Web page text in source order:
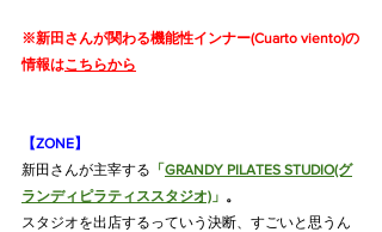
※新田さんが関わる機能性インナー(Cuarto viento)の
情報はこちらから
【ZONE】
新田さんが主宰する 「GRANDY PILATES STUDIO(グ
ランディピラティススタジオ) 」 。
スタジオを出店するっていう決断、すごいと思うん